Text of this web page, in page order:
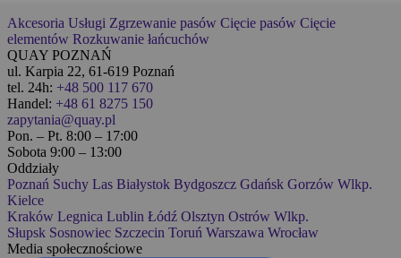
Akcesoria Usługi Zgrzewanie pasów Cięcie pasów Cięcie
elementów Rozkuwanie łańcuchów
QUAY POZNAŃ
ul. Karpia 22, 61-619 Poznań
tel. 24h: +48 500 117 670
Handel: +48 61 8275 150
zapytania@quay.pl
Pon. – Pt. 8:00 – 17:00
Sobota 9:00 – 13:00
Oddziały
Poznań Suchy Las Białystok Bydgoszcz Gdańsk Gorzów Wlkp.
Kielce
Kraków Legnica Lublin Łódź Olsztyn Ostrów Wlkp.
Słupsk Sosnowiec Szczecin Toruń Warszawa Wrocław
Media społecznościowe